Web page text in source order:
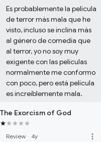
Es probablemente la película
de terror más mala que he
visto, incluso se inclina más
al género de comedia que
al terror, yo no soy muy
exigente con las películas
normalmente me conformo
con poco, pero está película
es increíblemente mala.
The Exorcism of God
Review · 4y more_vert